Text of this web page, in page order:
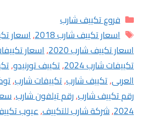
التصنيفات
فروع تكييف شارب
الوسوم
اسعار تكييف شارب 2018 ,اسعار
اسعار تكييف شارب 2020
,اسعار
تكييفات شارب 2024
,تكييف تورنيدو,
العربى,تكييف شارب,تكييفات شارب,
رقم تكييف شارب,رقم تيلفون شارب,
2024
,شركة شارب للتكييف,عيوب